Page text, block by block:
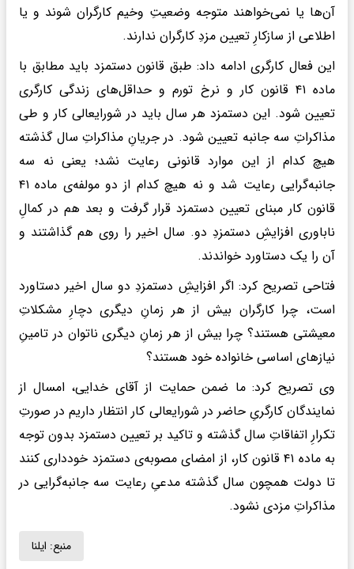
آن‌ها یا نمی‌خواهند متوجه وضعیتِ وخیم کارگران شوند و یا
اطلاعی از سازکارِ تعیین مزدِ کارگران ندارند.
این فعال کارگری ادامه داد: طبق قانون دستمزد باید مطابق با
ماده ۴۱ قانون کار و نرخ تورم و حداقل‌های زندگی کارگری
تعیین شود. این دستمزد هر سال باید در شورایعالی کار و طی
مذاکراتِ سه جانبه تعیین شود. در جریانِ مذاکراتِ سال گذشته
هیچ کدام از این موارد قانونی رعایت نشد؛ یعنی نه سه
جانبه‌گرایی رعایت شد و نه هیچ کدام از دو مولفه‌ی ماده ۴۱
قانون کار مبنای تعیین دستمزد قرار گرفت و بعد هم در کمالِ
ناباوری افزایشِ دستمزدِ دو. سال اخیر را روی هم گذاشتند و
آن را یک دستاورد خواندند.
فتاحی تصریح کرد: اگر افزایشِ دستمزدِ دو سال اخیر دستاورد
است، چرا کارگران بیش از هر زمانِ دیگری دچارِ مشکلاتِ
معیشتی هستند؟ چرا بیش از هر زمانِ دیگری ناتوان در تامینِ
نیاز‌های اساسی خانواده خود هستند؟
وی تصریح کرد: ما ضمن حمایت از آقای خدایی، امسال از
نمایندگان کارگریِ حاضر در شورایعالی کار انتظار داریم در صورتِ
تکرارِ اتفاقاتِ سال گذشته و تاکید بر تعیین دستمزد بدون توجه
به ماده ۴۱ قانون کار، از امضای مصوبه‌ی دستمزد خودداری کنند
تا دولت همچون سال گذشته مدعیِ رعایت سه جانبه‌گرایی در
مذاکراتِ مزدی نشود.
منبع: ایلنا